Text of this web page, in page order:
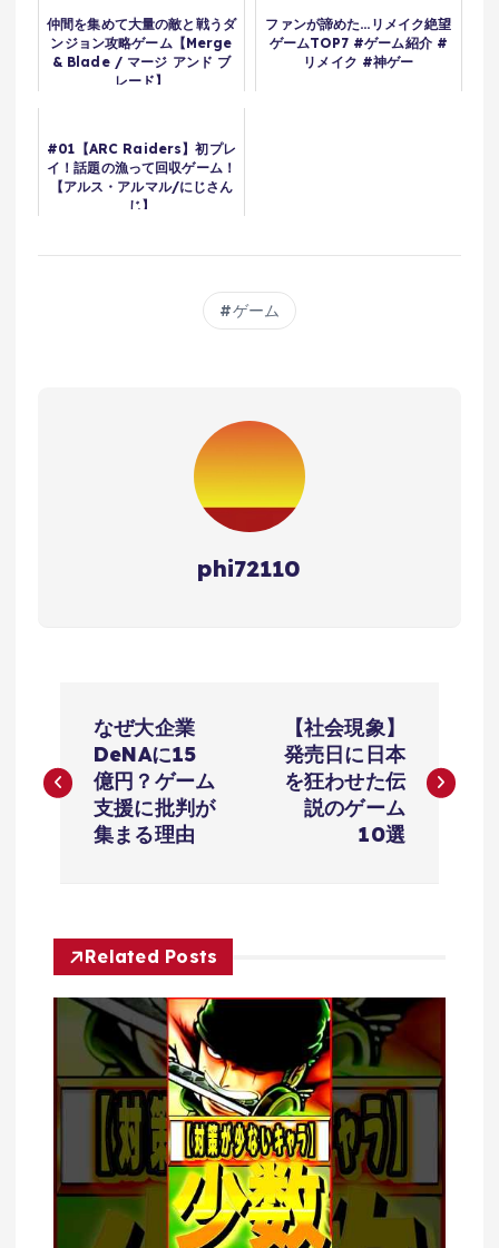
仲間を集めて大量の敵と戦うダ
ンジョン攻略ゲーム【Merge
& Blade / マージ アンド ブ
レード】
ファンが諦めた…リメイク絶望
ゲームTOP7 #ゲーム紹介 #
リメイク #神ゲー
#01【ARC Raiders】初プレ
イ！話題の漁って回収ゲーム！
【アルス・アルマル/にじさん
じ】
ゲーム
phi72110
稿
ナ
ゲ
ー
シ
ョ
ン
なぜ大企業
DeNAに15
億円？ゲーム
支援に批判が
集まる理由
【社会現象】
発売日に日本
を狂わせた伝
説のゲーム
10選
Related Posts